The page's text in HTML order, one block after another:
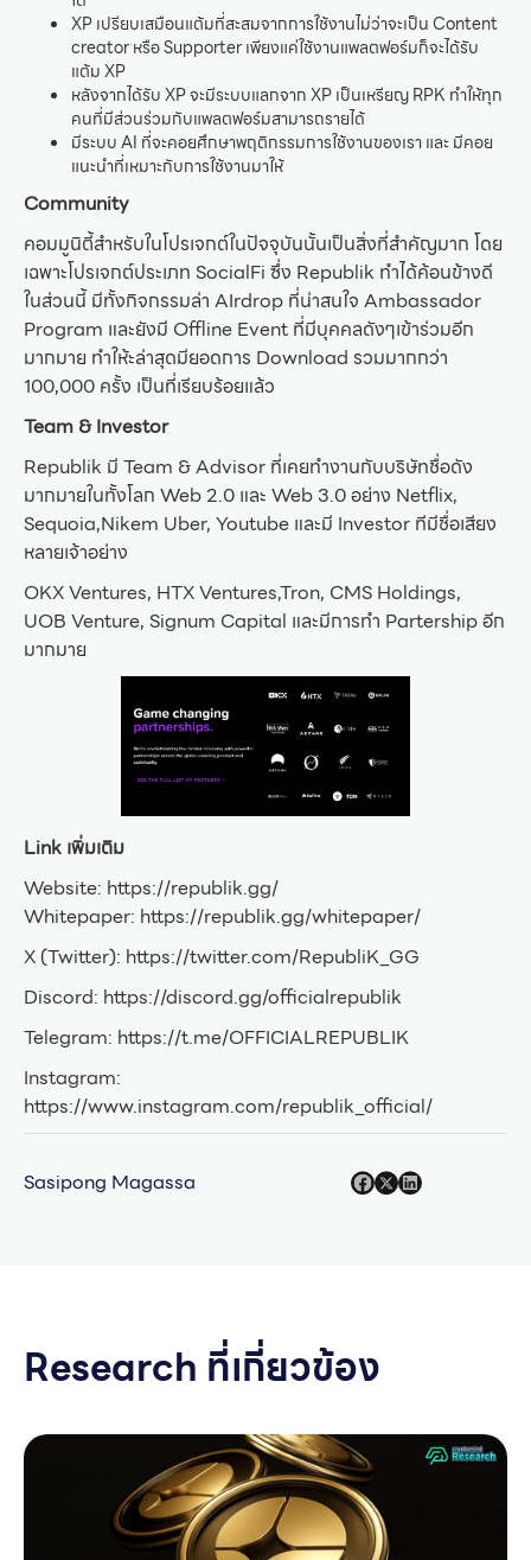
XP เปรียบเสมือนแต้มที่สะสมจากการใช้งานไม่ว่าจะเป็น Content
creator หรือ Supporter เพียงแค่ใช้งานแพลตฟอร์มก็จะได้รับ
แต้ม XP
หลังจากได้รับ XP จะมีระบบแลกจาก XP เป็นเหรียญ RPK ทำให้ทุก
คนที่มีส่วนร่วมกับแพลตฟอร์มสามารถรายได้
มีระบบ AI ที่จะคอยศึกษาพฤติกรรมการใช้งานของเรา และ มีคอย
แนะนำที่เหมาะกับการใช้งานมาให้
Community
คอมมูนิตี้สำหรับในโปรเจกต์ในปัจจุบันนั้นเป็นสิ่งที่สำคัญมาก โดย
เฉพาะโปรเจกต์ประเภท SocialFi ซึ่ง Republik ทำได้ค้อนข้างดี
ในส่วนนี้ มีทั้งกิจกรรมล่า AIrdrop ที่น่าสนใจ Ambassador
Program และยังมี Offline Event ที่มีบุคคลดังๆเข้าร่วมอีก
มากมาย ทำให้ะล่าสุดมียอดการ Download รวมมากกว่า
100,000 ครั้ง เป็นที่เรียบร้อยแล้ว
Team & Investor
Republik มี Team & Advisor ที่เคยทำงานกับบริษัทชื่อดัง
มากมายในทั้งโลก Web 2.0 และ Web 3.0 อย่าง Netflix,
Sequoia,Nikem Uber, Youtube และมี Investor ทีมีชื่อเสียง
หลายเจ้าอย่าง
OKX Ventures, HTX Ventures,Tron, CMS Holdings,
UOB Venture, Signum Capital และมีการทำ Partership อีก
มากมาย
Link เพิ่มเติม
Website: https://republik.gg/
Whitepaper: https://republik.gg/whitepaper/
X (Twitter): https://twitter.com/RepubliK_GG
Discord: https://discord.gg/officialrepublik
Telegram: https://t.me/OFFICIALREPUBLIK
Instagram:
https://www.instagram.com/republik_official/
Sasipong Magassa
Research ที่เกี่ยวข้อง